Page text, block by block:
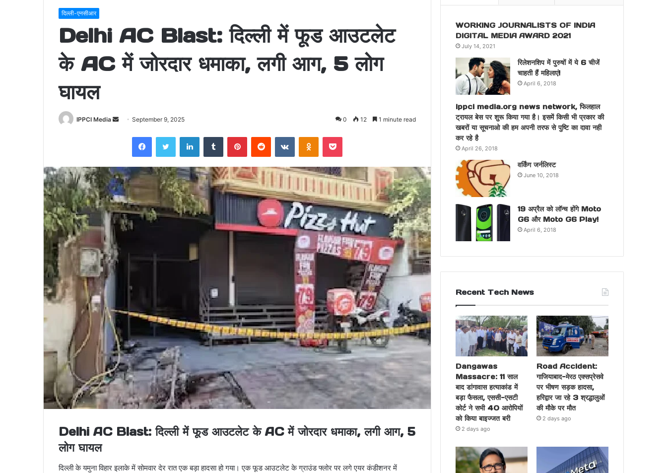
दिल्ली-एनसीआर
Delhi AC Blast: दिल्ली में फूड आउटलेट
के AC में जोरदार धमाका, लगी आग, 5 लोग
घायल
IPPCI Media
SendSeptember 9, 2025 0 12 1 minute read
FacebookTwitter LinkedInTumblr PinterestReddit VKontakteOdnoklassniki
Pocket
Delhi AC Blast: दिल्ली में फूड आउटलेट के AC में जोरदार धमाका, लगी आग, 5
लोग घायल
दिल्ली के यमुना विहार इलाके में सोमवार देर रात एक बड़ा हादसा हो गया। एक फूड आउटलेट के ग्राउंड फ्लोर पर लगे एयर कंडीशनर में
WORKING JOURNALISTS OF INDIA
DIGITAL MEDIA AWARD 2021
July 14, 2021
रिलेशनशिप में पुरुषों में ये 6 चीजें
चाहती हैं महिलाएं!
April 6, 2018
ippci media.org news network, फिलहाल
ट्रायल बेस पर शुरू किया गया है। इसमें किसी भी प्रकार की
खबरों या सूचनाओ की हम अपनी तरफ से पुष्टि का दावा नही
कर रहे है
April 26, 2018
वर्किंग जर्नलिस्ट
June 10, 2018
19 अप्रैल को लॉन्च होंगे Moto
G6 और Moto G6 Play!
April 6, 2018
Recent Tech News
Dangawas
Massacre: 11 साल
बाद डांगावास हत्याकांड में
बड़ा फैसला, एससी-एसटी
कोर्ट ने सभी 40 आरोपियों
को किया बाइज्जत बरी
2 days ago
Road Accident:
गाजियाबाद-मेरठ एक्सप्रेसवे
पर भीषण सड़क हादसा,
हरिद्वार जा रहे 3 श्रद्धालुओं
की मौके पर मौत
2 days ago